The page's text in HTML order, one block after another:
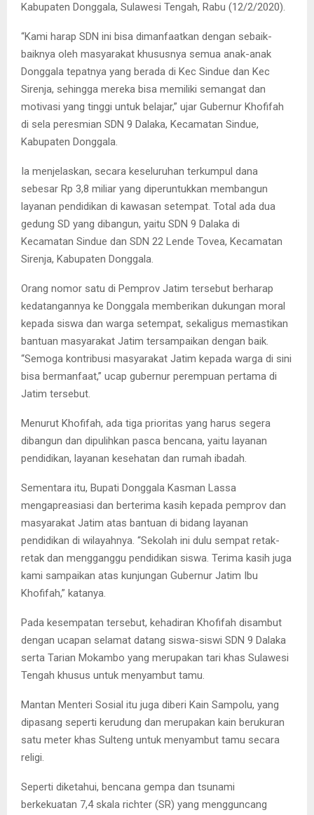
Kabupaten Donggala, Sulawesi Tengah, Rabu (12/2/2020).
“Kami harap SDN ini bisa dimanfaatkan dengan sebaik-
baiknya oleh masyarakat khususnya semua anak-anak
Donggala tepatnya yang berada di Kec Sindue dan Kec
Sirenja, sehingga mereka bisa memiliki semangat dan
motivasi yang tinggi untuk belajar,” ujar Gubernur Khofifah
di sela peresmian SDN 9 Dalaka, Kecamatan Sindue,
Kabupaten Donggala.
Ia menjelaskan, secara keseluruhan terkumpul dana
sebesar Rp 3,8 miliar yang diperuntukkan membangun
layanan pendidikan di kawasan setempat. Total ada dua
gedung SD yang dibangun, yaitu SDN 9 Dalaka di
Kecamatan Sindue dan SDN 22 Lende Tovea, Kecamatan
Sirenja, Kabupaten Donggala.
Orang nomor satu di Pemprov Jatim tersebut berharap
kedatangannya ke Donggala memberikan dukungan moral
kepada siswa dan warga setempat, sekaligus memastikan
bantuan masyarakat Jatim tersampaikan dengan baik.
“Semoga kontribusi masyarakat Jatim kepada warga di sini
bisa bermanfaat,” ucap gubernur perempuan pertama di
Jatim tersebut.
Menurut Khofifah, ada tiga prioritas yang harus segera
dibangun dan dipulihkan pasca bencana, yaitu layanan
pendidikan, layanan kesehatan dan rumah ibadah.
Sementara itu, Bupati Donggala Kasman Lassa
mengapreasiasi dan berterima kasih kepada pemprov dan
masyarakat Jatim atas bantuan di bidang layanan
pendidikan di wilayahnya. “Sekolah ini dulu sempat retak-
retak dan mengganggu pendidikan siswa. Terima kasih juga
kami sampaikan atas kunjungan Gubernur Jatim Ibu
Khofifah,” katanya.
Pada kesempatan tersebut, kehadiran Khofifah disambut
dengan ucapan selamat datang siswa-siswi SDN 9 Dalaka
serta Tarian Mokambo yang merupakan tari khas Sulawesi
Tengah khusus untuk menyambut tamu.
Mantan Menteri Sosial itu juga diberi Kain Sampolu, yang
dipasang seperti kerudung dan merupakan kain berukuran
satu meter khas Sulteng untuk menyambut tamu secara
religi.
Seperti diketahui, bencana gempa dan tsunami
berkekuatan 7,4 skala richter (SR) yang mengguncang